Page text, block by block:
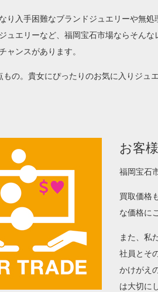
り入手困難なブランドジュエリーや無
ュエリーなど、福岡宝石市場ならそんな
ャンスがあります。
もの。貴女にぴったりのお気に入りジュ
お客
福岡宝石
買取価格
な価格に
また、私
社員とそ
かけがえ
は大切に